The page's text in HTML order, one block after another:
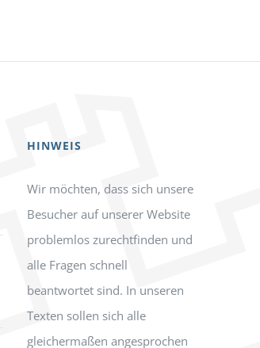
HINWEIS
Wir möchten, dass sich unsere
Besucher auf unserer Website
problemlos zurechtfinden und
alle Fragen schnell
beantwortet sind. In unseren
Texten sollen sich alle
gleichermaßen angesprochen